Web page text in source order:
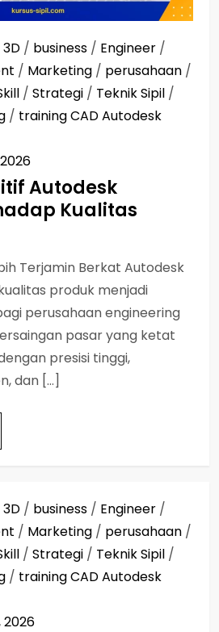
/ business / Engineer /
/ Marketing / perusahaan /
/ Strategi / Teknik Sipil /
/ training CAD Autodesk
Autodesk
Kualitas
Terjamin Berkat Autodesk
produk menjadi
perusahaan engineering
pasar yang ketat
presisi tinggi,
dan […]
/ business / Engineer /
/ Marketing / perusahaan /
/ Strategi / Teknik Sipil /
/ training CAD Autodesk
2026